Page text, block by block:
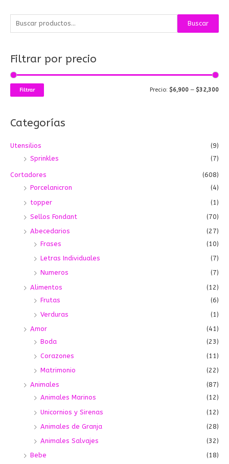
u
c
a
r
p
r
Buscar
Filtrar por precio
r
i
r
i
Filtrar Precio: $6,900 — $32,300
Categorías
Utensilios
(9)
Sprinkles
(7)
Cortadores
(608)
Porcelanicron
(4)
topper
(1)
Sellos Fondant
(70)
Abecedarios
(27)
Frases
(10)
Letras Individuales
(7)
Numeros
(7)
Alimentos
(12)
Frutas
(6)
Verduras
(1)
Amor
(41)
Boda
(23)
Corazones
(11)
Matrimonio
(22)
Animales
(87)
Animales Marinos
(12)
Unicornios y Sirenas
(12)
Animales de Granja
(28)
Animales Salvajes
(32)
Bebe
(18)